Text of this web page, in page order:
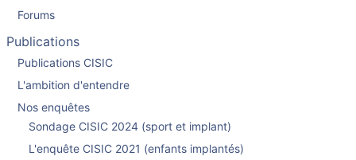
Forums
Publications
Publications CISIC
L'ambition d'entendre
Nos enquêtes
Sondage CISIC 2024 (sport et implant)
L'enquête CISIC 2021 (enfants implantés)